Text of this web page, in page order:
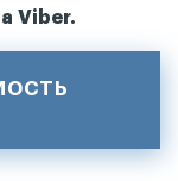
Viber.